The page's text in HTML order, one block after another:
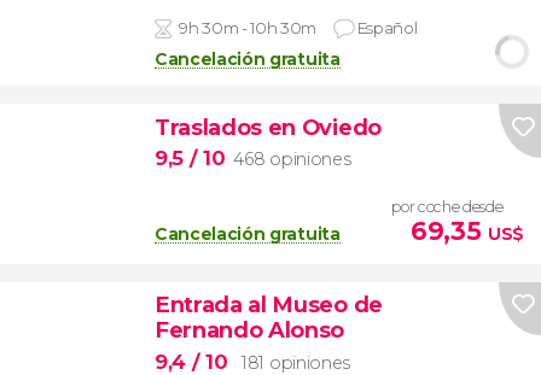
9h 30m - 10h 30m Español
Cancelación gratuita
Traslados en Oviedo
9,5 / 10 468 opiniones
Cancelación gratuita
por coche desde
69,35 US$
Entrada al Museo de
Fernando Alonso
9,4 / 10
181 opiniones